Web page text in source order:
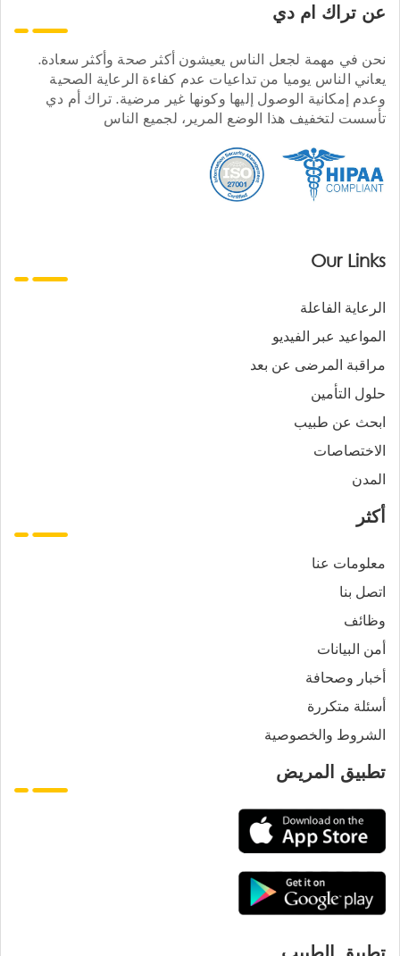
عن تراك ام دي
نحن في مهمة لجعل الناس يعيشون أكثر صحة وأكثر سعادة.
يعاني الناس يوميا من تداعيات عدم كفاءة الرعاية الصحية
وعدم إمكانية الوصول إليها وكونها غير مرضية. تراك أم دي
تأسست لتخفيف هذا الوضع المرير، لجميع الناس
Our Links
الرعاية الفاعلة
المواعيد عبر الفيديو
مراقبة المرضى عن بعد
حلول التأمين
ابحث عن طبيب
الاختصاصات
المدن
أكثر
معلومات عنا
اتصل بنا
وظائف
أمن البيانات
أخبار وصحافة
أسئلة متكررة
الشروط والخصوصية
تطبيق المريض